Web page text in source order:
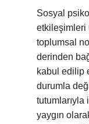
Sosyal
etkileşimleri
toplumsal
derinden
kabul edilip
durumla
tutumlarıyla
yaygın